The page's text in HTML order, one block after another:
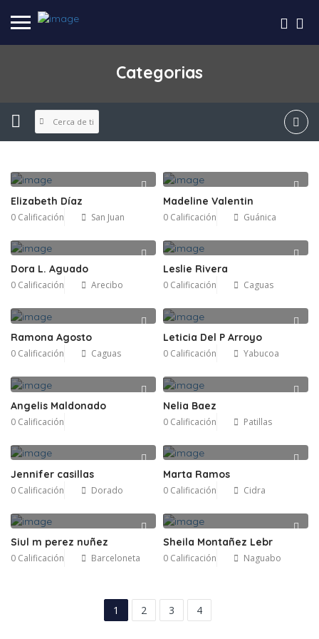
Categorias
Cerca de ti
Elizabeth Díaz
0 Calificación San Juan
Madeline Valentin
0 Calificación Guánica
Dora L. Aguado
0 Calificación Arecibo
Leslie Rivera
0 Calificación Caguas
Ramona Agosto
0 Calificación Caguas
Leticia Del P Arroyo
0 Calificación Yabucoa
Angelis Maldonado
0 Calificación
Nelia Baez
0 Calificación Patillas
Jennifer casillas
0 Calificación Dorado
Marta Ramos
0 Calificación Cidra
Siul m perez nuñez
0 Calificación Barceloneta
Sheila Montañez Lebr
0 Calificación Naguabo
1 2 3 4